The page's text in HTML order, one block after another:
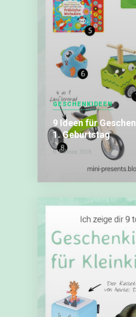
Ideen
Geschenke
zum
GESCHENKIDEEN
9 Ideen für
1. Geburtstag
6. Februar 2018